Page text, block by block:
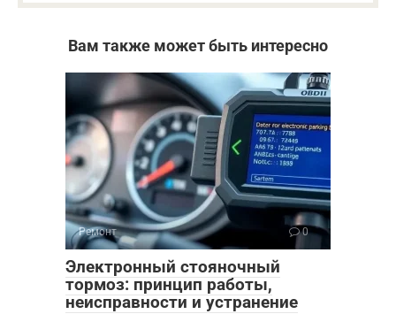
Вам также может быть интересно
Ремонт 0
Электронный стояночный
тормоз: принцип работы,
неисправности и устранение